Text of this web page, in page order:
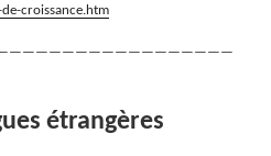
croissance.htm
étrangères